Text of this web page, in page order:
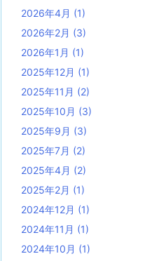
2026年4月 (1)
2026年2月 (3)
2026年1月 (1)
2025年12月 (1)
2025年11月 (2)
2025年10月 (3)
2025年9月 (3)
2025年7月 (2)
2025年4月 (2)
2025年2月 (1)
2024年12月 (1)
2024年11月 (1)
2024年10月 (1)